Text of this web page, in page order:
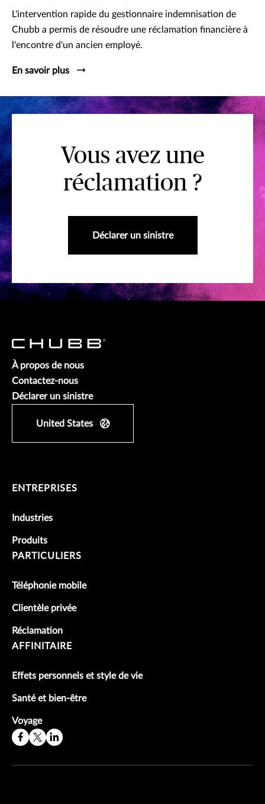
L'intervention rapide du gestionnaire indemnisation de
Chubb a permis de résoudre une réclamation financière à
l'encontre d'un ancien employé.
En savoir plus
Vous avez une
réclamation ?
Déclarer un sinistre
À propos de nous
Contactez-nous
Déclarer un sinistre
United States
ENTREPRISES
Industries
Produits
PARTICULIERS
Téléphonie mobile
Clientèle privée
Réclamation
AFFINITAIRE
Effets personnels et style de vie
Santé et bien-être
Voyage